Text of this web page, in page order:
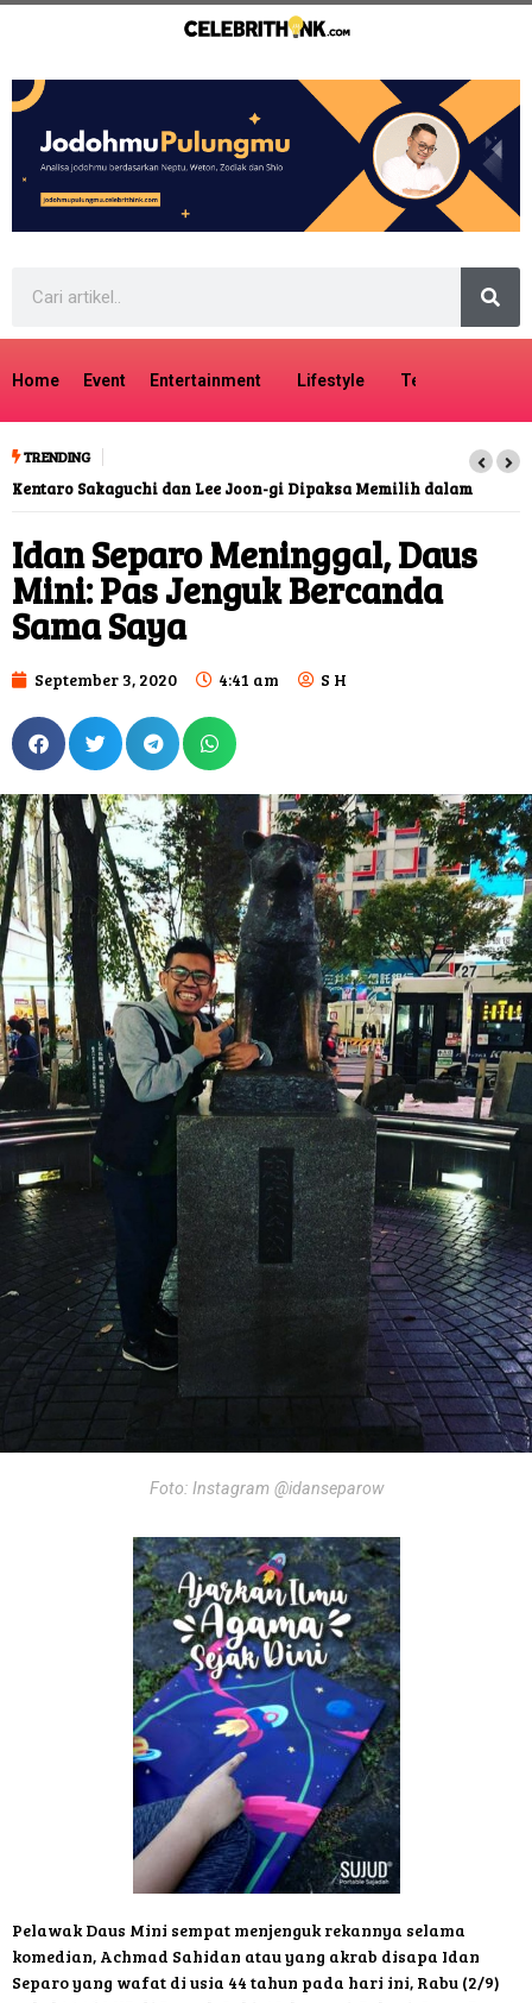
Home Event Entertainment Lifestyle Tech
TRENDING
Kentaro Sakaguchi dan Lee Joon-gi Dipaksa Memilih dalam
Idan Separo Meninggal, Daus
Mini: Pas Jenguk Bercanda
Sama Saya
September 3, 2020 4:41 am S H
Foto: Instagram @idanseparow
Pelawak Daus Mini sempat menjenguk rekannya selama
komedian, Achmad Sahidan atau yang akrab disapa Idan
Separo yang wafat di usia 44 tahun pada hari ini, Rabu (2/9)